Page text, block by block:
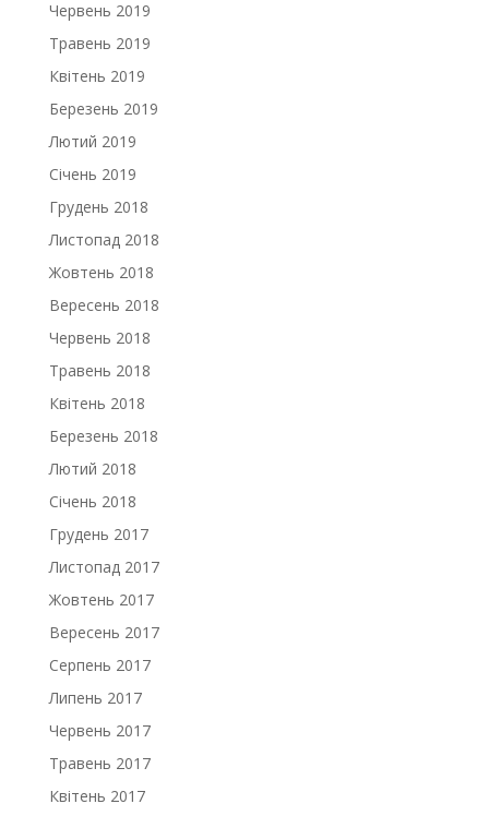
Червень 2019
Травень 2019
Квітень 2019
Березень 2019
Лютий 2019
Січень 2019
Грудень 2018
Листопад 2018
Жовтень 2018
Вересень 2018
Червень 2018
Травень 2018
Квітень 2018
Березень 2018
Лютий 2018
Січень 2018
Грудень 2017
Листопад 2017
Жовтень 2017
Вересень 2017
Серпень 2017
Липень 2017
Червень 2017
Травень 2017
Квітень 2017